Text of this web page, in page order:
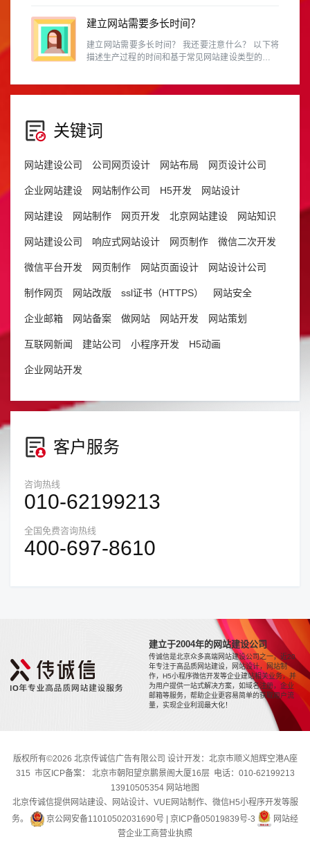
建立网站需要多长时间？
建立网站需要多长时间？ 我还要注意什么？ 以下将
描述生产过程的时间和基于常见网站建设类型的预防
关键词
网站建设公司 公司网页设计 网站布局 网页设计公司
企业网站建设 网站制作公司 H5开发 网站设计
网站建设 网站制作 网页开发 北京网站建设 网站知识
网站建设公司 响应式网站设计 网页制作 微信二次开发
微信平台开发 网页制作 网站页面设计 网站设计公司
制作网页 网站改版 ssl证书（HTTPS） 网站安全
企业邮箱 网站备案 做网站 网站开发 网站策划
互联网新闻 建站公司 小程序开发 H5动画
企业网站开发
客户服务
咨询热线
010-62199213
全国免费咨询热线
400-697-8610
建立于2004年的网站建设公司
传诚信是北京众多高端网站建设公司之一，近20
年专注于高品质网站建设，网站设计，网站制
作，H5小程序微信开发等企业建站相关业务，并
为用户提供一站式解决方案，如域名注册，企业
邮箱等服务，帮助企业更容易简单的获取用户流
量，实现企业利润最大化！
版权所有©2026 北京传诚信广告有限公司 设计开发：北京市顺义旭辉空港A座
315 市区ICP备案： 北京市朝阳望京鹏景阁大厦16层 电话：010-62199213
13910505354 网站地图
北京传诚信提供网站建设、网站设计、VUE网站制作、微信H5小程序开发等服
务。
京公网安备11010502031690号 京ICP备05019839号-3
网站经
营企业工商营业执照